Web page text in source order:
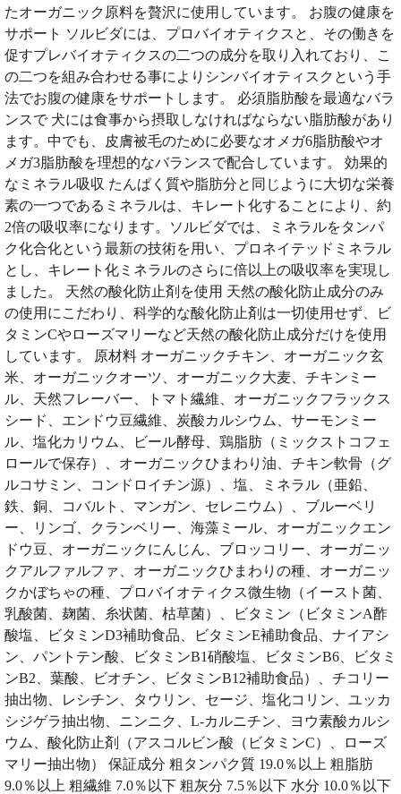
たオーガニック原料を贅沢に使用しています。 お腹の健康を
サポート ソルビダには、プロバイオティクスと、その働きを
促すプレバイオティクスの二つの成分を取り入れており、こ
の二つを組み合わせる事によりシンバイオティスクという手
法でお腹の健康をサポートします。 必須脂肪酸を最適なバラ
ンスで 犬には食事から摂取しなければならない脂肪酸があり
ます。中でも、皮膚被毛のために必要なオメガ6脂肪酸やオ
メガ3脂肪酸を理想的なバランスで配合しています。 効果的
なミネラル吸収 たんぱく質や脂肪分と同じように大切な栄養
素の一つであるミネラルは、キレート化することにより、約
2倍の吸収率になります。ソルビダでは、ミネラルをタンパ
ク化合化という最新の技術を用い、プロネイテッドミネラル
とし、キレート化ミネラルのさらに倍以上の吸収率を実現し
ました。 天然の酸化防止剤を使用 天然の酸化防止成分のみ
の使用にこだわり、科学的な酸化防止剤は一切使用せず、ビ
タミンCやローズマリーなど天然の酸化防止成分だけを使用
しています。 原材料 オーガニックチキン、オーガニック玄
米、オーガニックオーツ、オーガニック大麦、チキンミー
ル、天然フレーバー、トマト繊維、オーガニックフラックス
シード、エンドウ豆繊維、炭酸カルシウム、サーモンミー
ル、塩化カリウム、ビール酵母、鶏脂肪（ミックストコフェ
ロールで保存）、オーガニックひまわり油、チキン軟骨（グ
ルコサミン、コンドロイチン源）、塩、ミネラル（亜鉛、
鉄、銅、コバルト、マンガン、セレニウム）、ブルーベリ
ー、リンゴ、クランベリー、海藻ミール、オーガニックエン
ドウ豆、オーガニックにんじん、ブロッコリー、オーガニッ
クアルファルファ、オーガニックひまわりの種、オーガニッ
クかぼちゃの種、プロバイオティクス微生物（イースト菌、
乳酸菌、麹菌、糸状菌、枯草菌）、ビタミン（ビタミンA酢
酸塩、ビタミンD3補助食品、ビタミンE補助食品、ナイアシ
ン、パントテン酸、ビタミンB1硝酸塩、ビタミンB6、ビタミ
ンB2、葉酸、ビオチン、ビタミンB12補助食品）、チコリー
抽出物、レシチン、タウリン、セージ、塩化コリン、ユッカ
シジゲラ抽出物、ニンニク、L-カルニチン、ヨウ素酸カルシ
ウム、酸化防止剤（アスコルビン酸（ビタミンC）、ローズ
マリー抽出物） 保証成分 粗タンパク質 19.0％以上 粗脂肪
9.0％以上 粗繊維 7.0％以下 粗灰分 7.5％以下 水分 10.0％以下